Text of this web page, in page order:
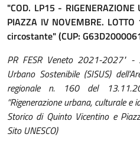
"COD. LP15 - RIGENERAZIONE
PIAZZA IV NOVEMBRE.
circostante" (CUP:
PR FESR Veneto 2021-2027" -
Urbano Sostenibile (SISUS)
regionale n. 160 del
“Rigenerazione urbana, culturale
Storico di Quinto Vicentino e
Sito UNESCO)